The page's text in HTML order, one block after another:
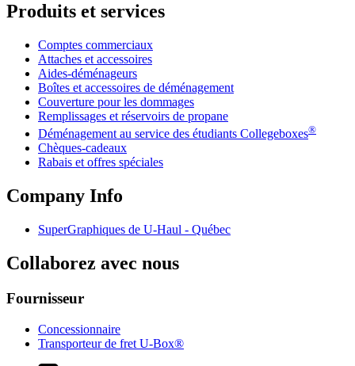
Produits et services
Comptes commerciaux
Attaches et accessoires
Aides-déménageurs
Boîtes et accessoires de déménagement
Couverture pour les dommages
Remplissages et réservoirs de propane
Déménagement au service des étudiants Collegeboxes®
Chèques-cadeaux
Rabais et offres spéciales
Company Info
SuperGraphiques de U-Haul - Québec
Collaborez avec nous
Fournisseur
Concessionnaire
Transporteur de fret U-Box®